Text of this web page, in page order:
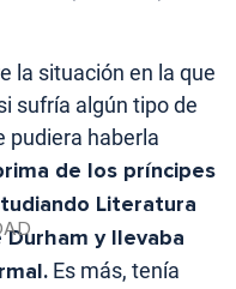
la situación en la que
sufría algún tipo de
pudiera haberla
de los príncipes
Literatura
y llevaba
Es más, tenía